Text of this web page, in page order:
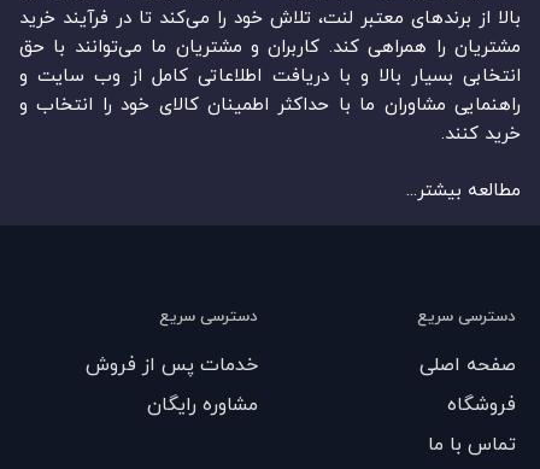
بالا از برندهای معتبر لنت، تلاش خود را می‌‏‏کند تا در فرآیند خرید
مشتریان را همراهی کند. کاربران و مشتریان ما می‏‏‌توانند با حق
انتخابی بسیار بالا و با دریافت اطلاعاتی کامل از وب سایت و
راهنمایی مشاوران ما با حداکثر اطمینان کالای خود را انتخاب و
خرید کنند.
مطالعه بیشتر...
دسترسی سریع
صفحه اصلی
فروشگاه
تماس با ما
دسترسی سریع
خدمات پس از فروش
مشاوره رایگان